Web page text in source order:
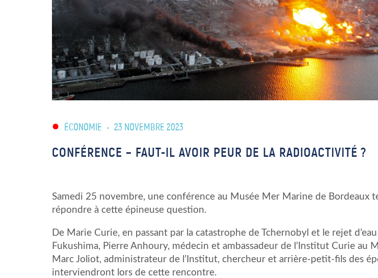
ÉCONOMIE • 23 NOVEMBRE 2023
CONFÉRENCE – FAUT-IL AVOIR PEUR DE LA RADIOACTIVITÉ ?
Samedi 25 novembre, une conférence au Musée Mer Marine de Bordeaux
répondre à cette épineuse question.
De Marie Curie, en passant par la catastrophe de Tchernobyl et le rejet
Fukushima, Pierre Anhoury, médecin et ambassadeur de l’Institut Curie au
Marc Joliot, administrateur de l’Institut, chercheur et arrière-petit-fils des
interviendront lors de cette rencontre.